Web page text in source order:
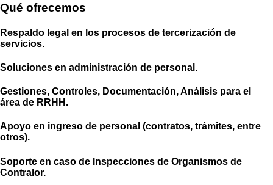
Qué ofrecemos
Respaldo legal en los procesos de tercerización de
servicios.
Soluciones en administración de personal.
Gestiones, Controles, Documentación, Análisis para el
área de RRHH.
Apoyo en ingreso de personal (contratos, trámites, entre
otros).
Soporte en caso de Inspecciones de Organismos de
Contralor.